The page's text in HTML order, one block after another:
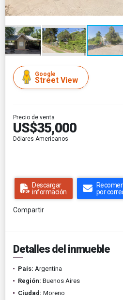
Google
Street View
Precio de venta
US$35,000
Dólares Americanos
Descargar
información
por
Compartir
Detalles del inmueble
País: Argentina
Región: Buenos Aires
Ciudad: Moreno